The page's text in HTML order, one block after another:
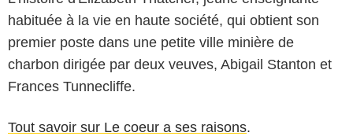
habituée à la vie en haute société, qui obtient son
premier poste dans une petite ville minière de
charbon dirigée par deux veuves, Abigail Stanton et
Frances Tunnecliffe.
Tout savoir sur Le coeur a ses raisons.